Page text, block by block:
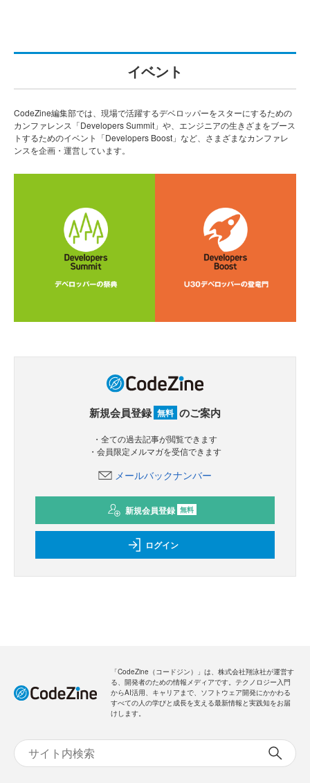
イベント
CodeZine編集部では、現場で活躍するデベロッパーをスターにするための
カンファレンス「Developers Summit」や、エンジニアの生きざまをブース
トするためのイベント「Developers Boost」など、さまざまなカンファレ
ンスを企画・運営しています。
新規会員登録 無料 のご案内
・全ての過去記事が閲覧できます
・会員限定メルマガを受信できます
メールバックナンバー
新規会員登録 無料
ログイン
「CodeZine（コードジン）」は、株式会社翔泳社が運営す
る、開発者のための情報メディアです。テクノロジー入門
からAI活用、キャリアまで、ソフトウェア開発にかかわる
すべての人の学びと成長を支える最新情報と実践知をお届
けします。